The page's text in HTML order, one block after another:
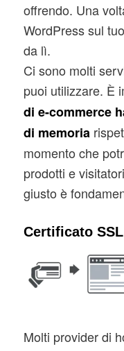
offrendo. Una
WordPress sul
da lì.
Ci sono molti
puoi utilizzare. È
di e-commerce
di memoria
momento che
prodotti e
giusto è
Certificato SSL
Molti provider di